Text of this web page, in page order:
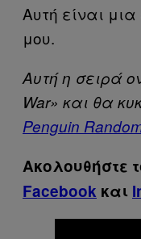
Αυτή είναι
μου.
Αυτή η σειρά
War» και θα
Penguin
Ακολουθήστε
Facebook και